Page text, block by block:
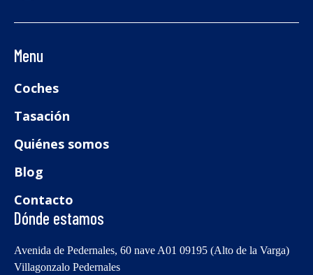
Menu
Coches
Tasación
Quiénes somos
Blog
Contacto
Dónde estamos
Avenida de Pedernales, 60 nave A01 09195 (Alto de la Varga)
Villagonzalo Pedernales